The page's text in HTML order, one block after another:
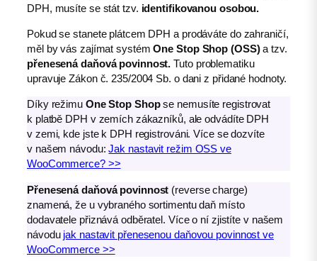
DPH, musíte se stát tzv. identifikovanou osobou.
Pokud se stanete plátcem DPH a prodáváte do zahraničí,
měl by vás zajímat systém One Stop Shop (OSS)a tzv.
přenesená daňová povinnost. Tuto problematiku
upravuje Zákon č. 235/2004 Sb. o dani z přidané hodnoty.
Díky režimu One Stop Shopse nemusíte registrovat
k platbě DPH v zemích zákazníků, ale odvádíte DPH
v zemi, kde jste k DPH registrováni. Více se dozvíte
v našem návodu:Jak nastavit režim OSS ve
WooCommerce? >>
Přenesená daňová povinnost (reverse charge)
znamená, že u vybraného sortimentu daň místo
dodavatele přiznává odběratel. Více o ní zjistíte v našem
návodu jak nastavit přenesenou daňovou povinnost ve
WooCommerce >>